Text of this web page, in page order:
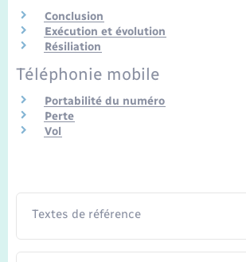
Sécurité - Prévention
Seniors
Transports
Conclusion
Exécution et évolution
Résiliation
Téléphonie mobile
Portabilité du numéro
Perte
Vol
Textes de référence